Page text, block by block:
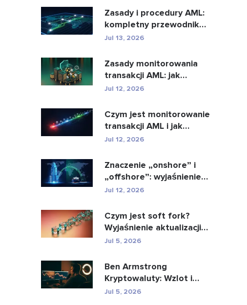
Zasady i procedury AML:
kompletny przewodnik
zgodności
Jul 13, 2026
Zasady monitorowania
transakcji AML: jak
wykrywają przestępstwa
Jul 12, 2026
Czym jest monitorowanie
transakcji AML i jak
działa?
Jul 12, 2026
Znaczenie „onshore” i
„offshore”: wyjaśnienie
kluczowych ...
Jul 12, 2026
Czym jest soft fork?
Wyjaśnienie aktualizacji
blockchaina
Jul 5, 2026
Ben Armstrong
Kryptowaluty: Wzlot i
upadek BitBoya
Jul 5, 2026